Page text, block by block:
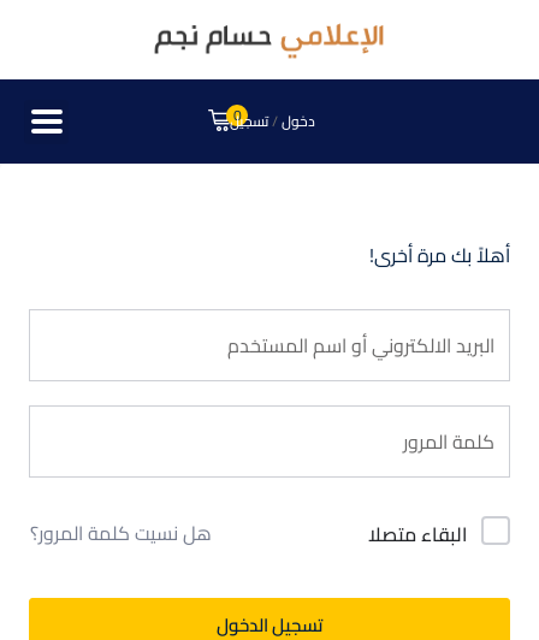
0 دخول/تسجيل
أهلاً بك مرة أخرى!
البقاء متصلا هل نسيت كلمة المرور؟
تسجيل الدخول